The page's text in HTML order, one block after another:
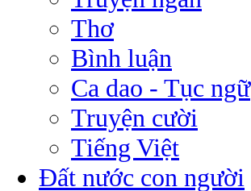
Thơ
Bình luận
Ca dao - Tục ngữ
Truyện cười
Tiếng Việt
Đất nước con người